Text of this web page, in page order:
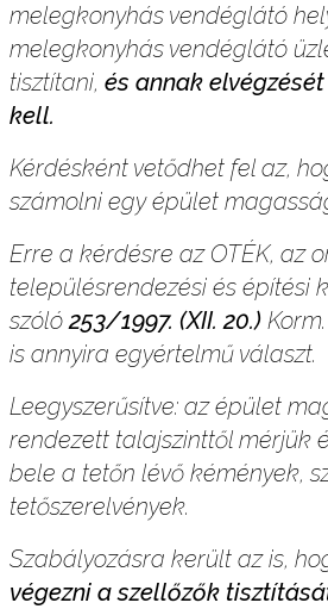
melegkonyhás vendéglátó
melegkonyhás vendéglátó
tisztítani, és annak
kell.
Kérdésként vetődhet fel az,
számolni egy épület
Erre a kérdésre az OTÉK, az
településrendezési és építési
szóló253/1997. (XII. 20.)
is annyira egyértelmű választ.
Leegyszerűsítve: az épület
rendezett talajszinttől mérjük
bele a tetőn lévő kémények,
tetőszerelvények.
Szabályozásra került az is,
végezni a szellőzők